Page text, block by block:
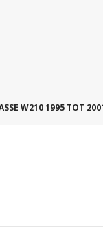
W210 1995 TOT